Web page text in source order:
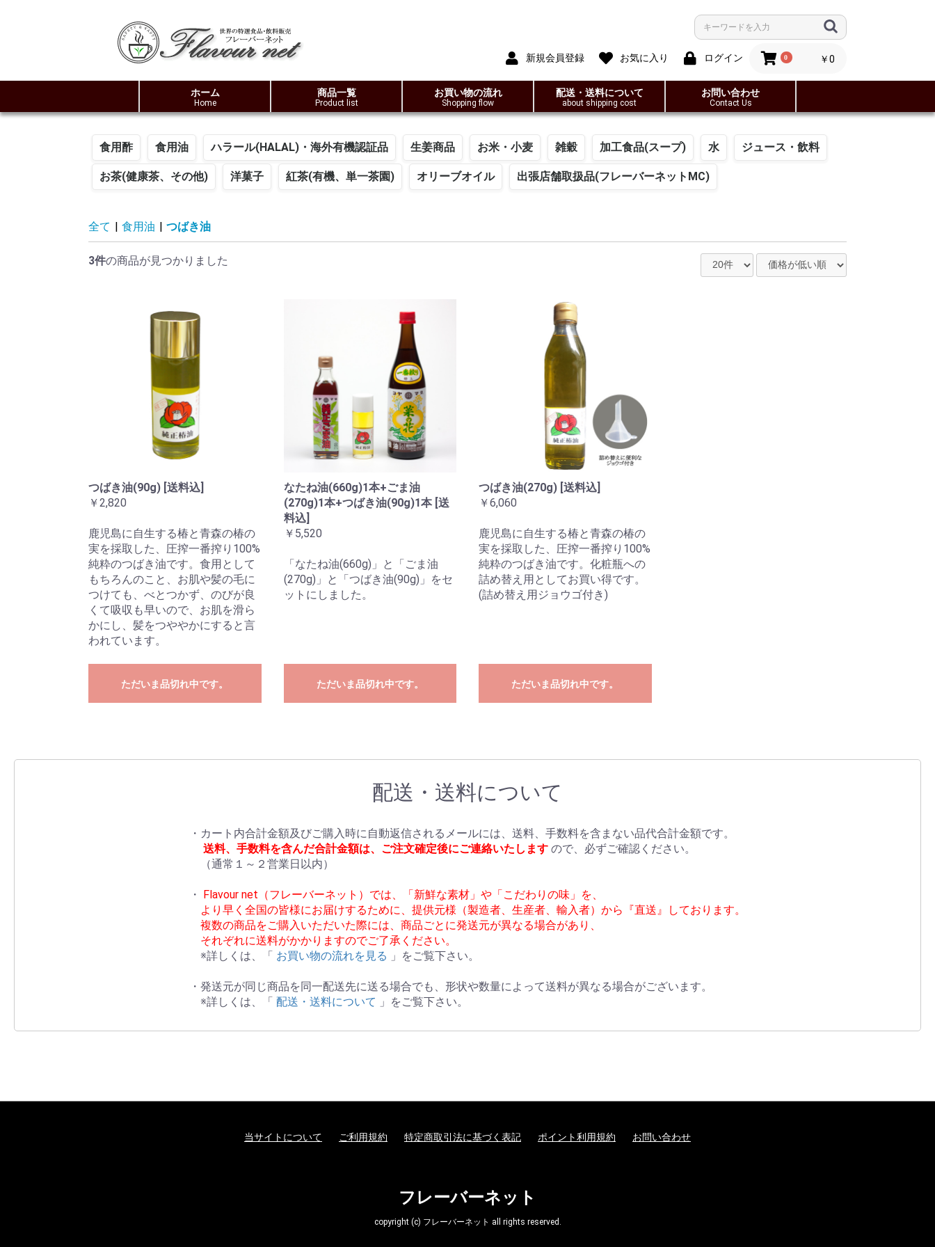
新規会員登録 お気に入り ログイン 0 ￥0
ホーム
Home
商品一覧
Product list
お買い物の流れ
Shopping flow
配送・送料について
about shipping cost
お問い合わせ
Contact Us
食用酢 食用油
なたね油
ごま油
つばき油
カメリナオイル
ハラール(HALAL)・海外有機認証品
ハラール(HALAL)認証
ハーブ
スパイス
ペースト
その他加工品
生姜商品 お米・小麦 雑穀 加工食品(スープ) 水
天然水
ジュース・飲料
お茶(健康茶、その他) 洋菓子 紅茶(有機、単一茶園) オリーブオイル 出張店舗取扱品(フレーバーネットMC)
全て | 食用油 | つばき油
3件の商品が見つかりました
つばき油(90g) [送料込]
￥2,820
鹿児島に自生する椿と青森の椿の
実を採取した、圧搾一番搾り100%
純粋のつばき油です。食用として
もちろんのこと、お肌や髪の毛に
つけても、べとつかず、のびが良
くて吸収も早いので、お肌を滑ら
かにし、髪をつややかにすると言
われています。
ただいま品切れ中です。
なたね油(660g)1本+ごま油
(270g)1本+つばき油(90g)1本 [送
料込]
￥5,520
「なたね油(660g)」と「ごま油
(270g)」と「つばき油(90g)」をセ
ットにしました。
ただいま品切れ中です。
つばき油(270g) [送料込]
￥6,060
鹿児島に自生する椿と青森の椿の
実を採取した、圧搾一番搾り100%
純粋のつばき油です。化粧瓶への
詰め替え用としてお買い得です。
(詰め替え用ジョウゴ付き)
ただいま品切れ中です。
配送・送料について
・カート内合計金額及びご購入時に自動返信されるメールには、送料、手数料を含まない品代合計金額です。
送料、手数料を含んだ合計金額は、ご注文確定後にご連絡いたします ので、必ずご確認ください。
（通常１～２営業日以内）
・ Flavour net（フレーバーネット）では、「新鮮な素材」や「こだわりの味」を、
より早く全国の皆様にお届けするために、提供元様（製造者、生産者、輸入者）から『直送』しております。
複数の商品をご購入いただいた際には、商品ごとに発送元が異なる場合があり、
それぞれに送料がかかりますのでご了承ください。
※詳しくは、「 お買い物の流れを見る 」をご覧下さい。
・発送元が同じ商品を同一配送先に送る場合でも、形状や数量によって送料が異なる場合がございます。
※詳しくは、「 配送・送料について 」をご覧下さい。
当サイトについて ご利用規約 特定商取引法に基づく表記 ポイント利用規約 お問い合わせ
フレーバーネット
copyright (c) フレーバーネット all rights reserved.